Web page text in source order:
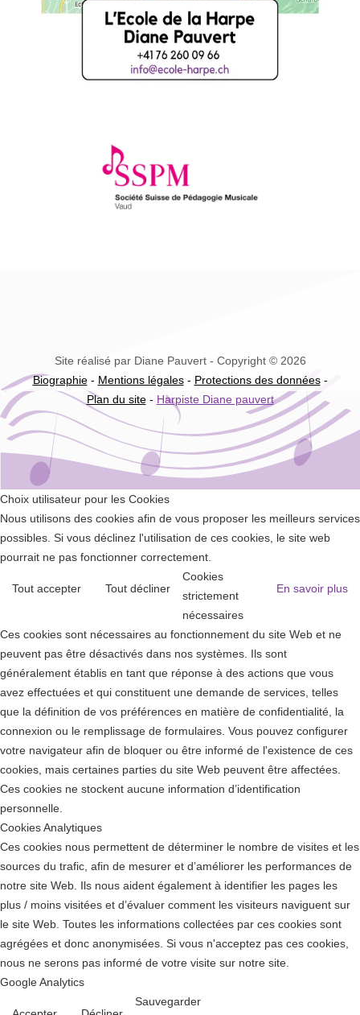
Site réalisé par Diane Pauvert - Copyright © 2026
Biographie- Mentions légales- Protections des données-
Plan du site- Harpiste Diane pauvert
Choix utilisateur pour les Cookies
Nous utilisons des cookies afin de vous proposer les meilleurs services
possibles. Si vous déclinez l'utilisation de ces cookies, le site web
pourrait ne pas fonctionner correctement.
Tout accepter Tout décliner En savoir plus
Cookies
strictement
nécessaires
Ces cookies sont nécessaires au fonctionnement du site Web et ne
peuvent pas être désactivés dans nos systèmes. Ils sont
généralement établis en tant que réponse à des actions que vous
avez effectuées et qui constituent une demande de services, telles
que la définition de vos préférences en matière de confidentialité, la
connexion ou le remplissage de formulaires. Vous pouvez configurer
votre navigateur afin de bloquer ou être informé de l'existence de ces
cookies, mais certaines parties du site Web peuvent être affectées.
Ces cookies ne stockent aucune information d’identification
personnelle.
Cookies Analytiques
Ces cookies nous permettent de déterminer le nombre de visites et les
sources du trafic, afin de mesurer et d’améliorer les performances de
notre site Web. Ils nous aident également à identifier les pages les
plus / moins visitées et d’évaluer comment les visiteurs naviguent sur
le site Web. Toutes les informations collectées par ces cookies sont
agrégées et donc anonymisées. Si vous n'acceptez pas ces cookies,
nous ne serons pas informé de votre visite sur notre site.
Google Analytics
Sauvegarder